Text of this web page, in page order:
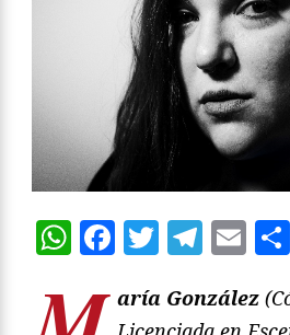
WhatsApp
Facebook
Twitter
aría González